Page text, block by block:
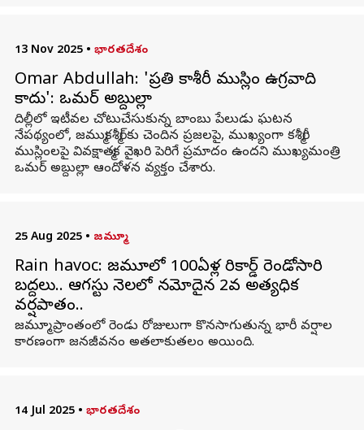
13 Nov 2025 • భారతదేశం
Omar Abdullah: 'ప్రతి కాశ్మీరీ ముస్లిం ఉగ్రవాది
కాదు': ఒమర్ అబ్దుల్లా
దిల్లీలో ఇటీవల చోటుచేసుకున్న బాంబు పేలుడు ఘటన
నేపథ్యంలో, జమ్ముకశ్మీర్‌కు చెందిన ప్రజలపై, ముఖ్యంగా కశ్మీరీ
ముస్లింలపై వివక్షాత్మక వైఖరి పెరిగే ప్రమాదం ఉందని ముఖ్యమంత్రి
ఒమర్ అబ్దుల్లా ఆందోళన వ్యక్తం చేశారు.
25 Aug 2025 • జమ్మూ
Rain havoc: జమ్మూలో 100ఏళ్ల రికార్డ్ రెండోసారి
బద్దలు.. ఆగస్టు నెలలో నమోదైన 2వ అత్యధిక
వర్షపాతం..
జమ్మూ ప్రాంతంలో రెండు రోజులుగా కొనసాగుతున్న భారీ వర్షాల
కారణంగా జనజీవనం అతలాకుతలం అయింది.
14 Jul 2025 • భారతదేశం